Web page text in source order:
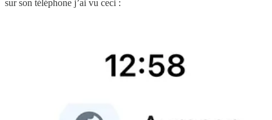
sur son téléphone j’ai vu ceci :